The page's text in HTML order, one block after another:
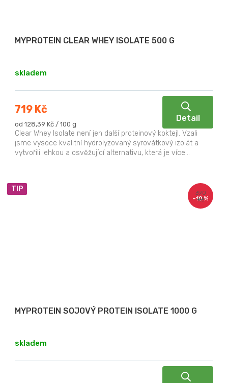
MYPROTEIN CLEAR WHEY ISOLATE 500 G
skladem
719 Kč
Měrná
cena:
od 128,39 Kč / 100 g
Detail
Clear Whey Isolate není jen další proteinový koktejl. Vzali
jsme vysoce kvalitní hydrolyzovaný syrovátkový izolát a
vytvořili lehkou a osvěžující alternativu, která je více...
TIP
390
Kč
–10 %
MYPROTEIN SOJOVÝ PROTEIN ISOLATE 1000 G
skladem